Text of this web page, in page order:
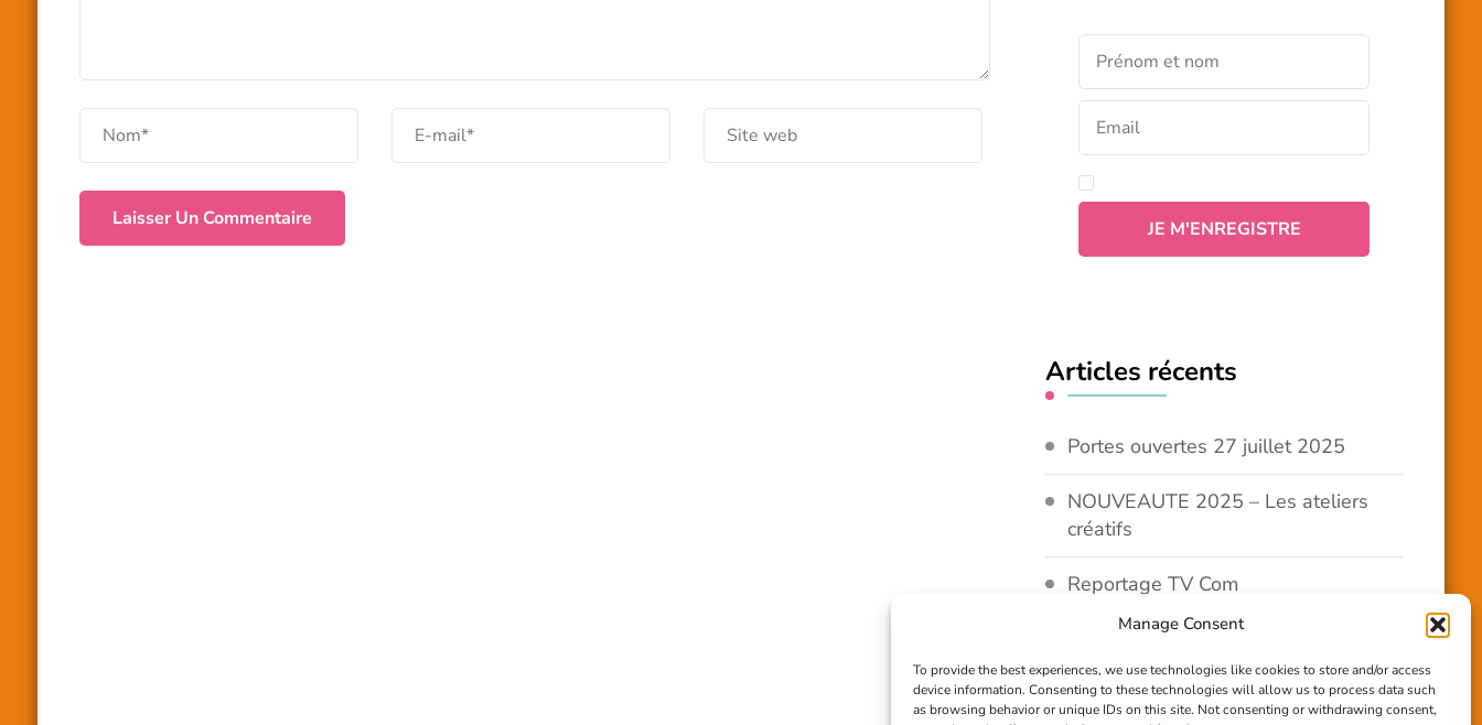
Manage Consent
To provide the best experiences, we use technologies like cookies to store and/or access
device information. Consenting to these technologies will allow us to process data such
as browsing behavior or unique IDs on this site. Not consenting or withdrawing consent,
Articles récents
Portes ouvertes 27 juillet 2025
NOUVEAUTE 2025 – Les ateliers
créatifs
Reportage TV Com
Construction en terre-paille
Chantier Participatif Terre Paille